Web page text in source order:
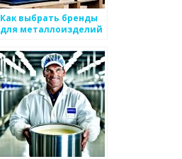
Как выбрать бренды
для металлоизделий